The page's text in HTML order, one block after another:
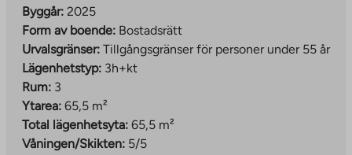
Byggår: 2025
Form av boende: Bostadsrätt
Urvalsgränser: Tillgångsgränser för personer under 55 år
Lägenhetstyp: 3h+kt
Rum: 3
Ytarea: 65,5 m²
Total lägenhetsyta: 65,5 m²
Våningen/Skikten: 5/5